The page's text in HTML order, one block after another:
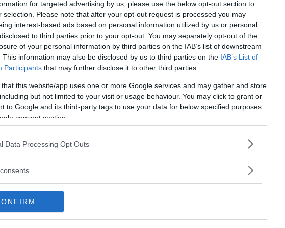
for targeted advertising by us, please use the below opt-out section to
selection. Please note that after your opt-out request is processed you may
interest-based ads based on personal information utilized by us or personal
to third parties prior to your opt-out. You may separately opt-out of the
of your personal information by third parties on the IAB’s list of downstream
This information may also be disclosed by us to third parties on the IAB’s List of
Participants that may further disclose it to other third parties.
that this website/app uses one or more Google services and may gather and store
but not limited to your visit or usage behaviour. You may click to grant or
to Google and its third-party tags to use your data for below specified purposes
consent section.
Data Processing Opt Outs
Il costo è di 25€ per nuclei
non è compreso nel prezzo ma
costo di 20€ a persona. La
attività organizzare alla
i prossimi mesi: a ottobre
costruzione di giochi con
novembre corsi di cucina per
e agnolotti. A dicembre
con grandi statue di legno da
(PC)
2009